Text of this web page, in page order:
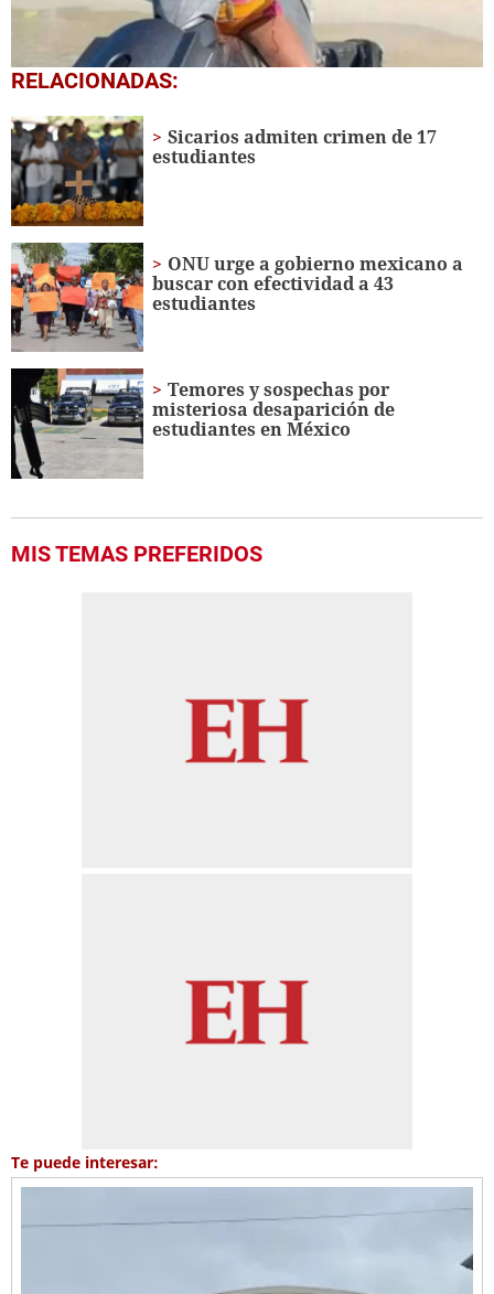
0
seconds
3
minutes,
15
seconds
RELACIONADAS:
Sicarios admiten crimen de 17
estudiantes
ONU urge a gobierno mexicano a
buscar con efectividad a 43
estudiantes
Temores y sospechas por
misteriosa desaparición de
estudiantes en México
MIS TEMAS PREFERIDOS
Te puede interesar: